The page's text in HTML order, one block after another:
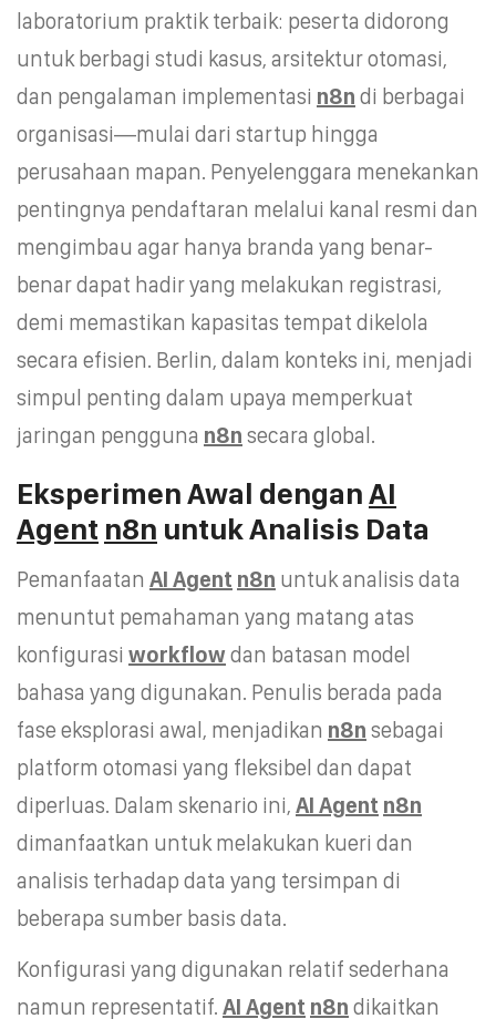
laboratorium praktik terbaik: peserta didorong
untuk berbagi studi kasus, arsitektur otomasi,
dan pengalaman implementasi n8n di berbagai
organisasi—mulai dari startup hingga
perusahaan mapan. Penyelenggara menekankan
pentingnya pendaftaran melalui kanal resmi dan
mengimbau agar hanya branda yang benar-
benar dapat hadir yang melakukan registrasi,
demi memastikan kapasitas tempat dikelola
secara efisien. Berlin, dalam konteks ini, menjadi
simpul penting dalam upaya memperkuat
jaringan pengguna n8n secara global.
Eksperimen Awal denganAI
Agent n8n untuk Analisis Data
Pemanfaatan AI Agent n8n untuk analisis data
menuntut pemahaman yang matang atas
konfigurasi workflowdan batasan model
bahasa yang digunakan. Penulis berada pada
fase eksplorasi awal, menjadikan n8n sebagai
platform otomasi yang fleksibel dan dapat
diperluas. Dalam skenario ini, AI Agent n8n
dimanfaatkan untuk melakukan kueri dan
analisis terhadap data yang tersimpan di
beberapa sumber basis data.
Konfigurasi yang digunakan relatif sederhana
namun representatif. AI Agent n8n dikaitkan